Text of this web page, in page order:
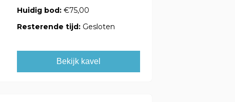
Huidig bod:€75,00
Resterende tijd: Gesloten
Bekijk kavel